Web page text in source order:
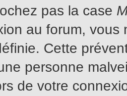
pas la case
au forum,
Cette
personne
de votre